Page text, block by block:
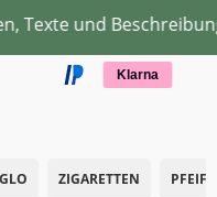
Texte und
Klarna
GLO ZIGARETTEN